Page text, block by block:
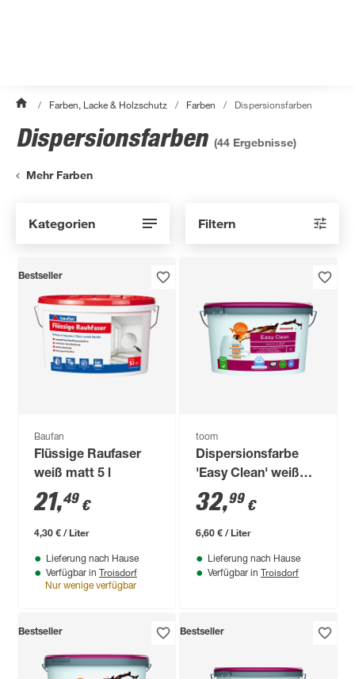
/ Farben, Lacke & Holzschutz / Farben / Dispersionsfarben
Dispersionsfarben (44 Ergebnisse)
Mehr Farben
Kategorien Filtern
Bestseller
Baufan
Flüssige Raufaser
weiß matt 5 l
21,49 €
4,30 € / Liter
Lieferung nach Hause
Verfügbar in Troisdorf
Nur wenige verfügbar
toom
Dispersionsfarbe
'Easy Clean' weiß
matt 5 l
32,99 €
6,60 € / Liter
Lieferung nach Hause
Verfügbar in Troisdorf
Bestseller Bestseller